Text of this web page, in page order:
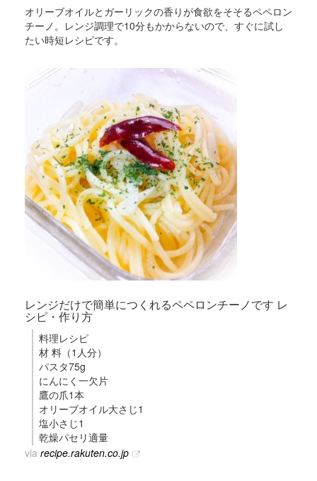
オリーブオイルとガーリックの香りが食欲をそそるペペロン
チーノ。レンジ調理で10分もかからないので、すぐに試し
たい時短レシピです。
レンジだけで簡単につくれるペペロンチーノです レ
シピ・作り方
料理レシピ
材 料（1人分）
パスタ75g
にんにく一欠片
鷹の爪1本
オリーブオイル大さじ1
塩小さじ1
乾燥パセリ適量
via recipe.rakuten.co.jp